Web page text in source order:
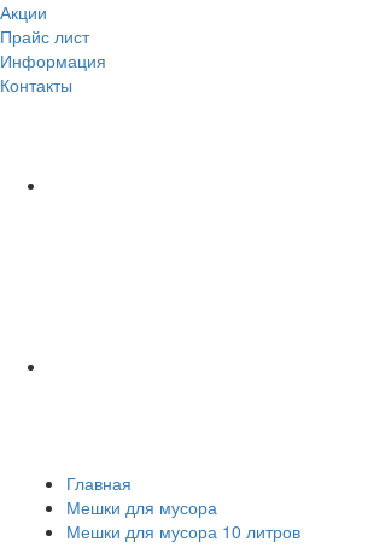
Акции
Прайс лист
Информация
Контакты
Главная
Мешки для мусора
Мешки для мусора 10 литров